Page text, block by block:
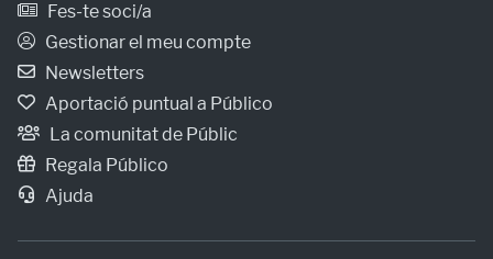
Fes-te soci/a
Gestionar el meu compte
Newsletters
Aportació puntual a Público
La comunitat de Públic
Regala Público
Ajuda